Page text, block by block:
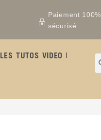
Paiement 100%
sécurisé
LES TUTOS VIDEO